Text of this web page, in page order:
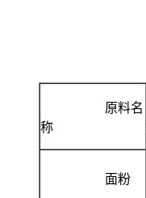
原料名
称
面粉